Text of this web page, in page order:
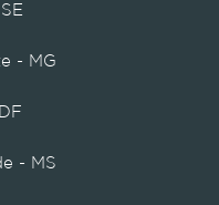
- MG
- MS